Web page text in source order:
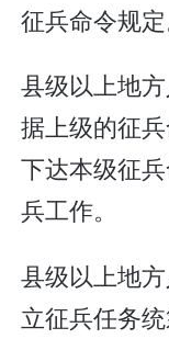
征兵命令规定
县级以上地
据上级的征
下达本级征
兵工作。
县级以上地
立征兵任务